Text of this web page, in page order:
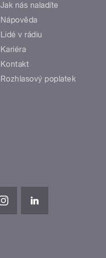
Jak nás naladíte
Nápověda
Lidé v rádiu
Kariéra
Kontakt
Rozhlasový poplatek